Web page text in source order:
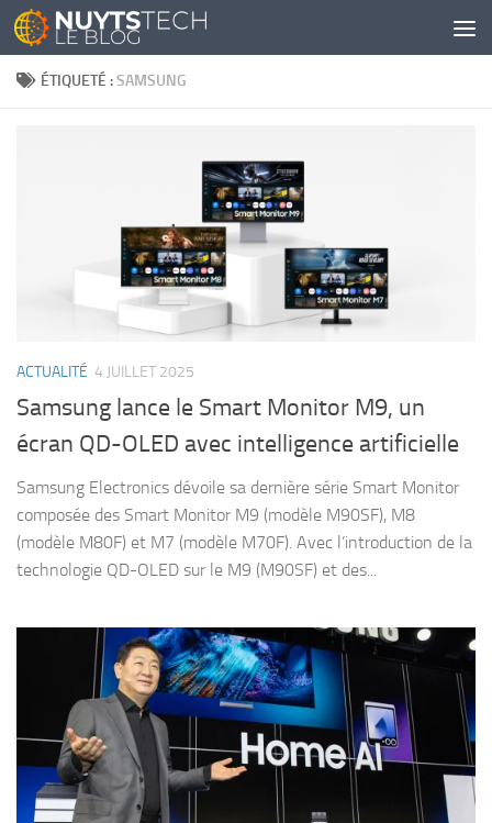
Skip to content
ÉTIQUETÉ :SAMSUNG
ACTUALITÉ 4 JUILLET 2025
Samsung lance le Smart Monitor M9, un
écran QD-OLED avec intelligence artificielle
Samsung Electronics dévoile sa dernière série Smart Monitor
composée des Smart Monitor M9 (modèle M90SF), M8
(modèle M80F) et M7 (modèle M70F). Avec l’introduction de la
technologie QD-OLED sur le M9 (M90SF) et des...